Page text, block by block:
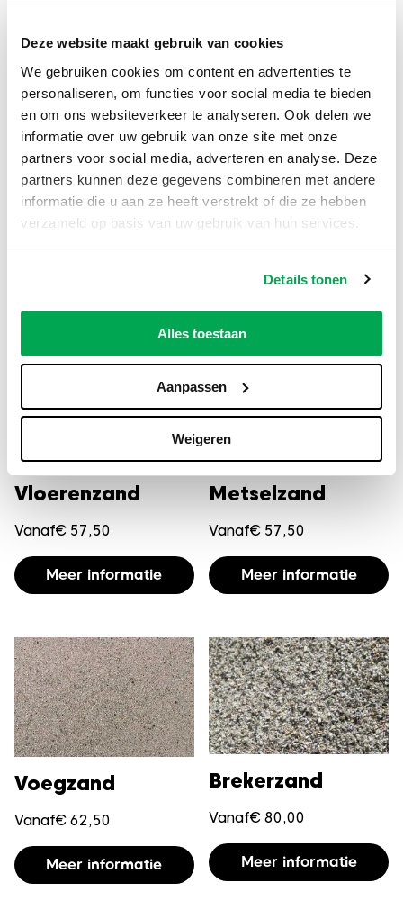
Deze website maakt gebruik van cookies
We gebruiken cookies om content en advertenties te
personaliseren, om functies voor social media te bieden
en om ons websiteverkeer te analyseren. Ook delen we
informatie over uw gebruik van onze site met onze
partners voor social media, adverteren en analyse. Deze
partners kunnen deze gegevens combineren met andere
informatie die u aan ze heeft verstrekt of die ze hebben
verzameld op basis van uw gebruik van hun services.
Details tonen
Alles toestaan
Aanpassen
Weigeren
hebt of zoek je advies over bemeste aarde of
klantenservice. We adviseren je graag verder!
Kenmerken
Verpakking
Big bag per m3, Los
gestort per m3
Gerelateerde producten
Vloerenzand
Vanaf€ 57,50
Meer informatie
Dit
product
variaties.
Deze
optie
kan
gekozen
worden
productpagina
Metselzand
Vanaf€ 57,50
Meer informatie
Voegzand
Vanaf€ 62,50
Meer informatie
Dit
product
Brekerzand
Vanaf€ 80,00
Meer informatie